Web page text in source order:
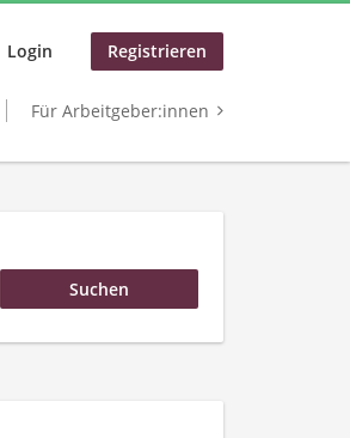
Login Registrieren
Für Arbeitgeber:innen